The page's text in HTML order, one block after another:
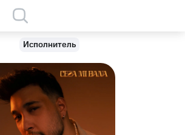
Исполнитель